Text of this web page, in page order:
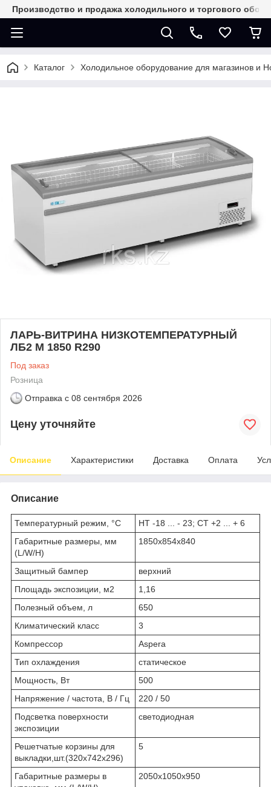
Производство и продажа холодильного и торгового
Каталог Холодильное оборудование для магазинов и
ЛАРЬ-ВИТРИНА НИЗКОТЕМПЕРАТУРНЫЙ
ЛБ2 М 1850 R290
Под заказ
Розница
Отправка с 08 сентября 2026
Цену уточняйте
Описание Характеристики Доставка Оплата
Описание
Температурный режим, °C
НТ -18 ... - 23; СТ +2 ... + 6
Габаритные размеры, мм
(L/W/H)
1850х854х840
Защитный бампер
верхний
Площадь экспозиции, м2
1,16
Полезный объем, л
650
Климатический класс
3
Компрессор
Aspera
Тип охлаждения
статическое
Мощность, Вт
500
Напряжение / частота, В / Гц
220 / 50
Подсветка поверхности
экспозиции
светодиодная
Решетчатые корзины для
выкладки,шт.(320х742х296)
5
Габаритные размеры в
2050х1050х950